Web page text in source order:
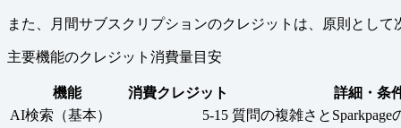
また、月間サブスクリプションのクレジットは、原則とし
主要機能のクレジット消費量目安
機能 消費クレジット
詳細・条
AI検索（基本）
5-15 質問の複雑さと